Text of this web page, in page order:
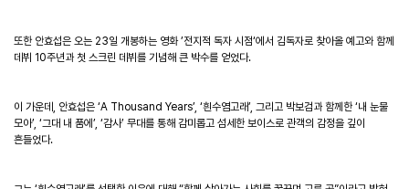
또한 안효섭은 오는 23일 개봉하는 영화 ’전지적 독자 시점‘에서 김독자로 찾아올 예고와 함께
데뷔 10주년과 첫 스크린 데뷔를 기념해 큰 박수를 얻었다.
이 가운데, 안효섭은 ‘A Thousand Years’, ‘흰수염고래’, 그리고 박보검과 함께한 ‘내 눈물
모아’, ‘그대 내 품에’, ‘감사’ 무대를 통해 감미롭고 섬세한 보이스로 관객의 감정을 깊이
흔들었다.